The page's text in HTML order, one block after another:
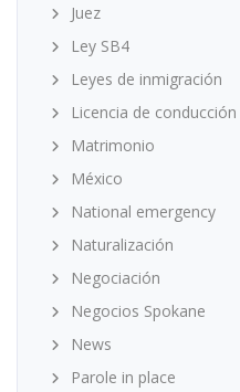
Juez
Ley SB4
Leyes de inmigración
Licencia de conducción
Matrimonio
México
National emergency
Naturalización
Negociación
Negocios Spokane
News
Parole in place